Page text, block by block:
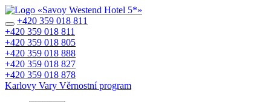
+420 359 018 811
+420 359 018 811
+420 359 018 805
+420 359 018 888
+420 359 018 827
+420 359 018 878
Karlovy Vary Věrnostní program